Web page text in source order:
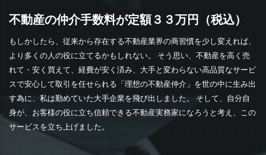
不動産の仲介手数料が定額３３万円（税込）
もしかしたら、従来から存在する不動産業界の商習慣を少し変えれば、
より多くの人の役に立てるかもしれない。 そう思い、不動産を高く売
れて・安く買えて、経費が安く済み、大手と変わらない高品質なサービ
スで安心して取引を任せられる「理想の不動産仲介」を世の中に生み出
す為に、私は勤めていた大手企業を飛び出しました。 そして、自分自
身が、お客様の役に立ち信頼できる不動産実務家になろうと考え、この
サービスを立ち上げました。